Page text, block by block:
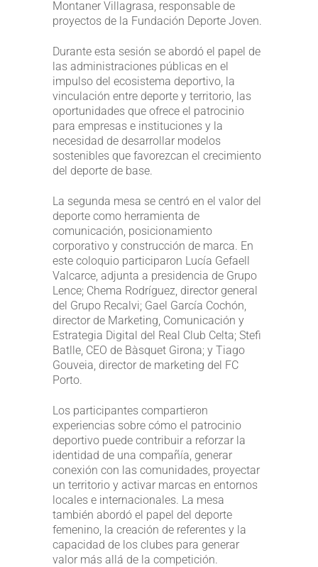
Montaner Villagrasa, responsable de
proyectos de la Fundación Deporte Joven.
Durante esta sesión se abordó el papel de
las administraciones públicas en el
impulso del ecosistema deportivo, la
vinculación entre deporte y territorio, las
oportunidades que ofrece el patrocinio
para empresas e instituciones y la
necesidad de desarrollar modelos
sostenibles que favorezcan el crecimiento
del deporte de base.
La segunda mesa se centró en el valor del
deporte como herramienta de
comunicación, posicionamiento
corporativo y construcción de marca. En
este coloquio participaron Lucía Gefaell
Valcarce, adjunta a presidencia de Grupo
Lence; Chema Rodríguez, director general
del Grupo Recalvi; Gael García Cochón,
director de Marketing, Comunicación y
Estrategia Digital del Real Club Celta; Stefi
Batlle, CEO de Bàsquet Girona; y Tiago
Gouveia, director de marketing del FC
Porto.
Los participantes compartieron
experiencias sobre cómo el patrocinio
deportivo puede contribuir a reforzar la
identidad de una compañía, generar
conexión con las comunidades, proyectar
un territorio y activar marcas en entornos
locales e internacionales. La mesa
también abordó el papel del deporte
femenino, la creación de referentes y la
capacidad de los clubes para generar
valor más allá de la competición.